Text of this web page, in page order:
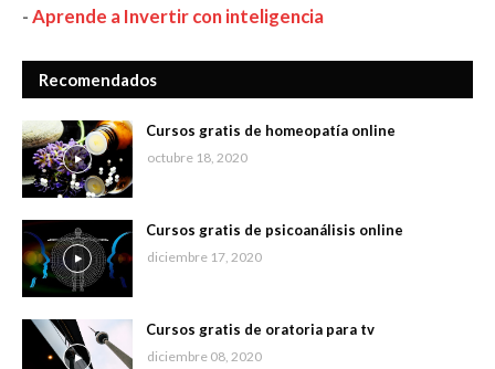
-Aprende a Invertir con inteligencia
Recomendados
Cursos gratis de homeopatía online
octubre 18, 2020
Cursos gratis de psicoanálisis online
diciembre 17, 2020
Cursos gratis de oratoria para tv
diciembre 08, 2020